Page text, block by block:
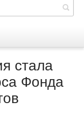
стала
Фонда